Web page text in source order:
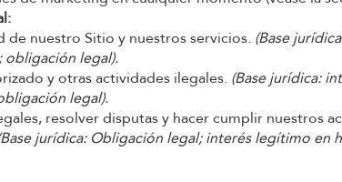
nuestro Sitio y nuestros servicios. (Base
legal).
y otras actividades ilegales. (Base jurídica:
legal).
resolver disputas y hacer cumplir nuestros
jurídica: Obligación legal; interés legítimo en